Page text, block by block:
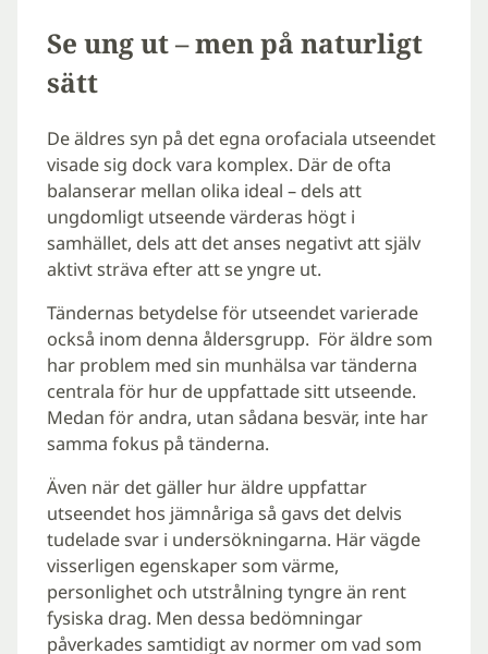
Se ung ut – men på naturligt
sätt
De äldres syn på det egna orofaciala utseendet
visade sig dock vara komplex. Där de ofta
balanserar mellan olika ideal – dels att
ungdomligt utseende värderas högt i
samhället, dels att det anses negativt att själv
aktivt sträva efter att se yngre ut.
Tändernas betydelse för utseendet varierade
också inom denna åldersgrupp. För äldre som
har problem med sin munhälsa var tänderna
centrala för hur de uppfattade sitt utseende.
Medan för andra, utan sådana besvär, inte har
samma fokus på tänderna.
Även när det gäller hur äldre uppfattar
utseendet hos jämnåriga så gavs det delvis
tudelade svar i undersökningarna. Här vägde
visserligen egenskaper som värme,
personlighet och utstrålning tyngre än rent
fysiska drag. Men dessa bedömningar
påverkades samtidigt av normer om vad som